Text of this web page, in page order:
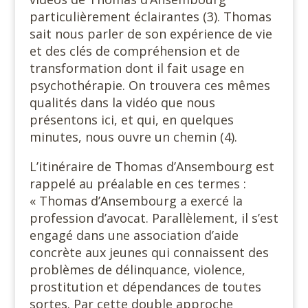
particulièrement éclairantes (3). Thomas
sait nous parler de son expérience de vie
et des clés de compréhension et de
transformation dont il fait usage en
psychothérapie. On trouvera ces mêmes
qualités dans la vidéo que nous
présentons ici, et qui, en quelques
minutes, nous ouvre un chemin (4).
L’itinéraire de Thomas d’Ansembourg est
rappelé au préalable en ces termes :
« Thomas d’Ansembourg a exercé la
profession d’avocat. Parallèlement, il s’est
engagé dans une association d’aide
concrète aux jeunes qui connaissent des
problèmes de délinquance, violence,
prostitution et dépendances de toutes
sortes. Par cette double approche